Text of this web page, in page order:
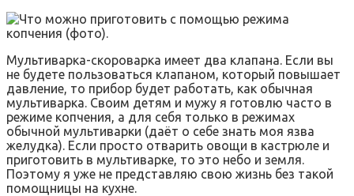
Мультиварка-скороварка имеет два клапана. Если вы
не будете пользоваться клапаном, который повышает
давление, то прибор будет работать, как обычная
мультиварка. Своим детям и мужу я готовлю часто в
режиме копчения, а для себя только в режимах
обычной мультиварки (даёт о себе знать моя язва
желудка). Если просто отварить овощи в кастрюле и
приготовить в мультиварке, то это небо и земля.
Поэтому я уже не представляю свою жизнь без такой
помощницы на кухне.